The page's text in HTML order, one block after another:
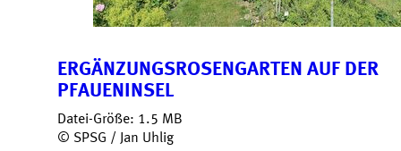
ERGÄNZUNGSROSENGARTEN AUF DER
PFAUENINSEL
Datei-Größe: 1.5 MB
© SPSG / Jan Uhlig